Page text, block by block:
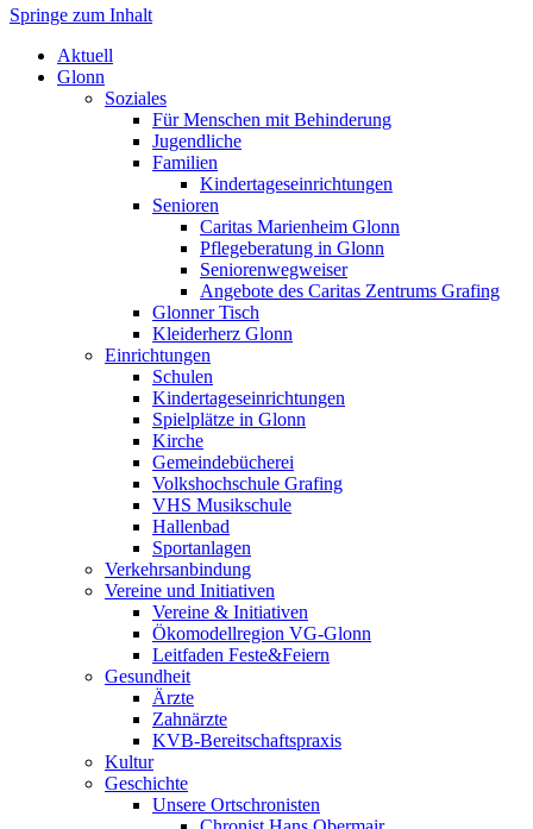
Markt Glonn
Springe zum Inhalt
Aktuell
Glonn
Soziales
Für Menschen mit Behinderung
Jugendliche
Familien
Kindertageseinrichtungen
Senioren
Caritas Marienheim Glonn
Pflegeberatung in Glonn
Seniorenwegweiser
Angebote des Caritas Zentrums Grafing
Glonner Tisch
Kleiderherz Glonn
Einrichtungen
Schulen
Kindertageseinrichtungen
Spielplätze in Glonn
Kirche
Gemeindebücherei
Volkshochschule Grafing
VHS Musikschule
Hallenbad
Sportanlagen
Verkehrsanbindung
Vereine und Initiativen
Vereine & Initiativen
Ökomodellregion VG-Glonn
Leitfaden Feste&Feiern
Gesundheit
Ärzte
Zahnärzte
KVB-Bereitschaftspraxis
Kultur
Geschichte
Unsere Ortschronisten